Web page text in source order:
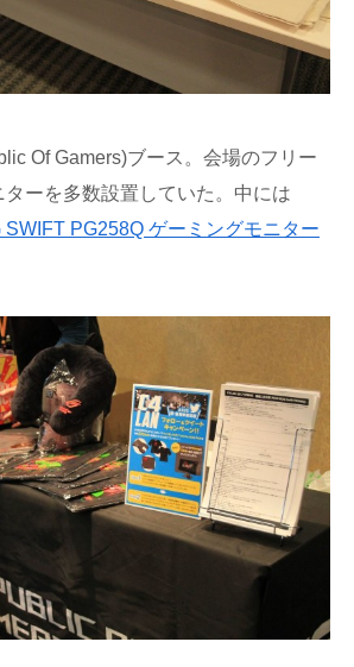
Of Gamers)ブース。会場のフリー
ーを多数設置していた。中には
PG258Q ゲーミングモニター